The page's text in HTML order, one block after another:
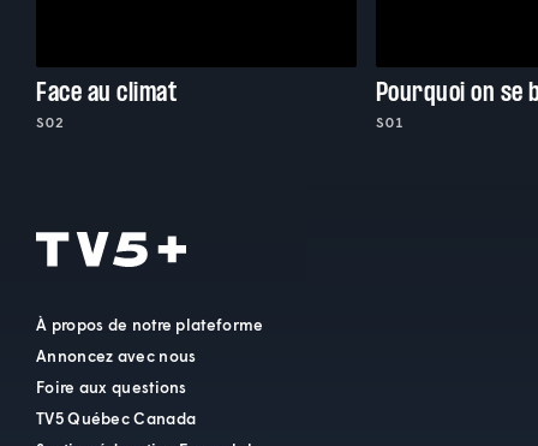
Face au climat
S02
Pourquoi on se
S01
À propos de notre plateforme
Annoncez avec nous
Foire aux questions
TV5 Québec Canada